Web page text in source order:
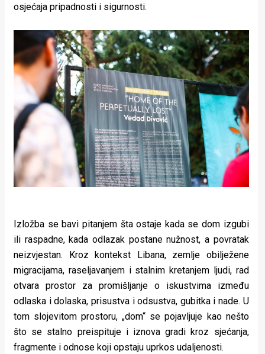
Places
Aktivizam
Aktuelnosti
Promo
About
Urban
osjećaja pripadnosti i sigurnosti.
Izložba se bavi pitanjem šta ostaje kada se dom izgubi
ili raspadne, kada odlazak postane nužnost, a povratak
neizvjestan. Kroz kontekst Libana, zemlje obilježene
migracijama, raseljavanjem i stalnim kretanjem ljudi, rad
otvara prostor za promišljanje o iskustvima između
odlaska i dolaska, prisustva i odsustva, gubitka i nade. U
tom slojevitom prostoru, „dom“ se pojavljuje kao nešto
što se stalno preispituje i iznova gradi kroz sjećanja,
fragmente i odnose koji opstaju uprkos udaljenosti.